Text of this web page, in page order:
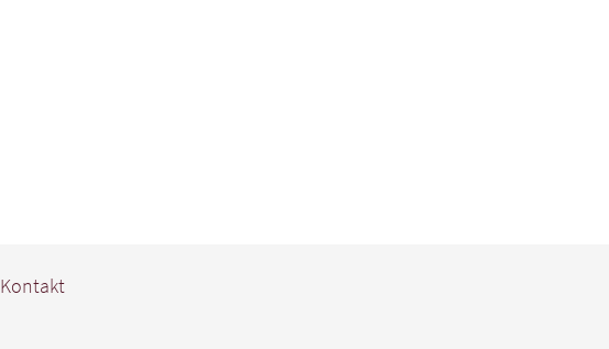
Kontakt